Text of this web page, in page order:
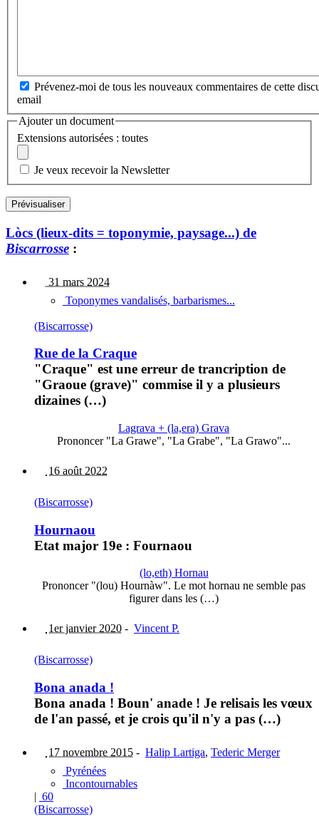
Prévenez-moi de tous les nouveaux commentaires de cette
email
Ajouter un document
Extensions autorisées : toutes
Je veux recevoir la Newsletter
Lòcs (lieux-dits = toponymie, paysage...) de
Biscarrosse :
31 mars 2024
Toponymes vandalisés, barbarismes...
(Biscarrosse)
Rue de la Craque
"Craque" est une erreur de trancription de
"Graoue (grave)" commise il y a plusieurs
dizaines (…)
Lagrava + (la,era) Grava
Prononcer "La Grawe", "La Grabe", "La Grawo"...
16 août 2022
(Biscarrosse)
Hournaou
Etat major 19e : Fournaou
(lo,eth) Hornau
Prononcer "(lou) Hournàw". Le mot hornau ne semble pas
figurer dans les (…)
1er janvier 2020 - Vincent P.
(Biscarrosse)
Bona anada !
Bona anada ! Boun' anade ! Je relisais les vœux
de l'an passé, et je crois qu'il n'y a pas (…)
17 novembre 2015 - Halip Lartiga, Tederic Merger
Pyrénées
Incontournables
| 60
(Biscarrosse)